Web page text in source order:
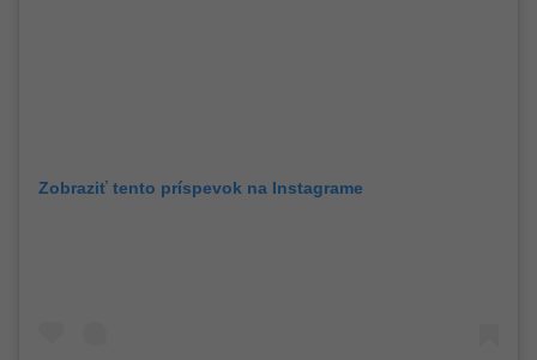
Zobraziť tento príspevok na Instagrame